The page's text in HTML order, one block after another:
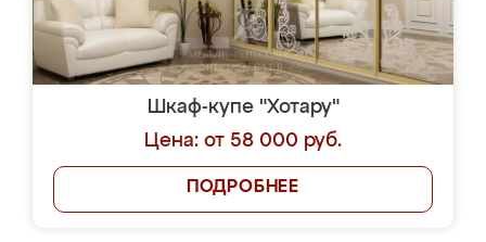
Шкаф-купе "Хотару"
Цена: от 58 000 руб.
ПОДРОБНЕЕ